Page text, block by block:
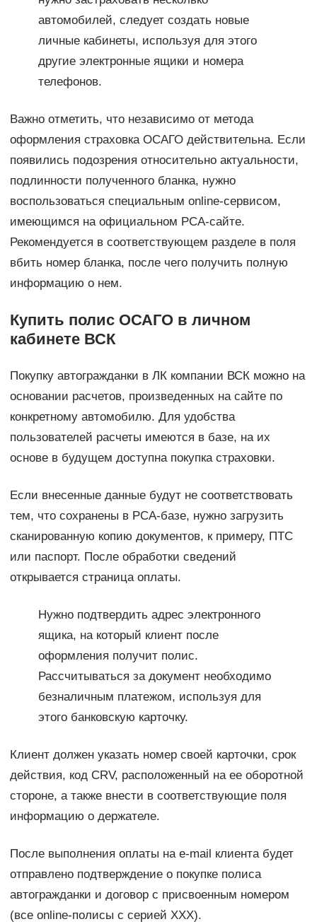
автомобилей, следует создать новые
личные кабинеты, используя для этого
другие электронные ящики и номера
телефонов.
Важно отметить, что независимо от метода
оформления страховка ОСАГО действительна. Если
появились подозрения относительно актуальности,
подлинности полученного бланка, нужно
воспользоваться специальным online-сервисом,
имеющимся на официальном РСА-сайте.
Рекомендуется в соответствующем разделе в поля
вбить номер бланка, после чего получить полную
информацию о нем.
Купить полис ОСАГО в личном
кабинете ВСК
Покупку автогражданки в ЛК компании ВСК можно на
основании расчетов, произведенных на сайте по
конкретному автомобилю. Для удобства
пользователей расчеты имеются в базе, на их
основе в будущем доступна покупка страховки.
Если внесенные данные будут не соответствовать
тем, что сохранены в РСА-базе, нужно загрузить
сканированную копию документов, к примеру, ПТС
или паспорт. После обработки сведений
открывается страница оплаты.
Нужно подтвердить адрес электронного
ящика, на который клиент после
оформления получит полис.
Рассчитываться за документ необходимо
безналичным платежом, используя для
этого банковскую карточку.
Клиент должен указать номер своей карточки, срок
действия, код CRV, расположенный на ее оборотной
стороне, а также внести в соответствующие поля
информацию о держателе.
После выполнения оплаты на e-mail клиента будет
отправлено подтверждение о покупке полиса
автогражданки и договор с присвоенным номером
(все online-полисы с серией ХХХ).